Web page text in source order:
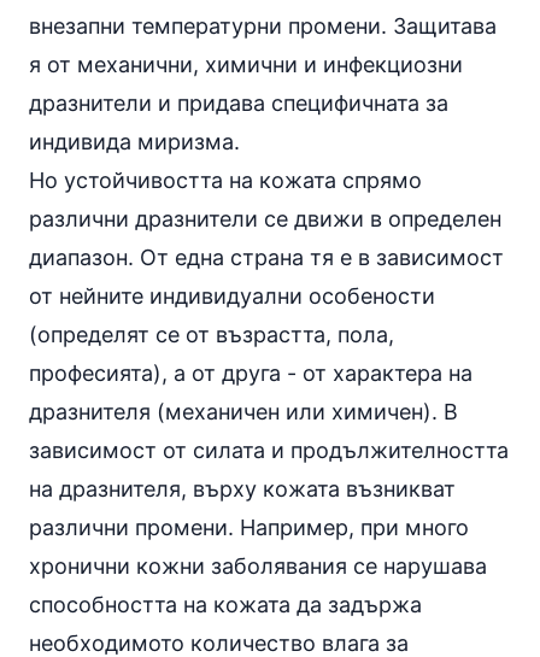
внезапни температурни промени. Защитава
я от механични, химични и инфекциозни
дразнители и придава специфичната за
индивида миризма.
Но устойчивостта на кожата спрямо
различни дразнители се движи в определен
диапазон. От една страна тя е в зависимост
от нейните индивидуални особености
(определят се от възрастта, пола,
професията), а от друга - от характера на
дразнителя (механичен или химичен). В
зависимост от силата и продължителността
на дразнителя, върху кожата възникват
различни промени. Например, при много
хронични кожни заболявания се нарушава
способността на кожата да задържа
необходимото количество влага за